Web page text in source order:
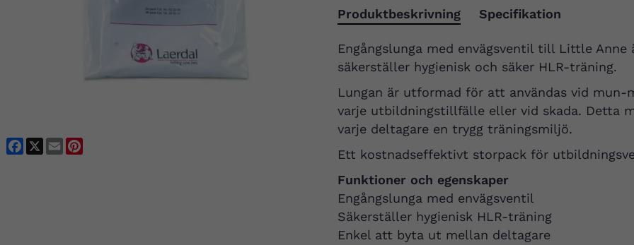
Facebook
X Email
Produktbeskrivning
Specifikation
Engångslunga med envägsventil till Little
säkerställer hygienisk och säker HLR-träning.
Lungan är utformad för att användas vid
varje utbildningstillfälle eller vid skada. Detta
varje deltagare en trygg träningsmiljö.
Ett kostnadseffektivt storpack för
Funktioner och egenskaper
Engångslunga med envägsventil
Säkerställer hygienisk HLR-träning
Enkel att byta ut mellan deltagare